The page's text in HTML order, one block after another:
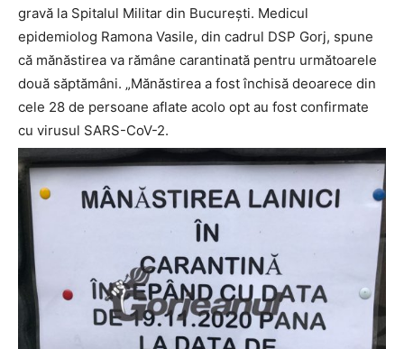
gravă la Spitalul Militar din București. Medicul
epidemiolog Ramona Vasile, din cadrul DSP Gorj, spune
că mănăstirea va rămâne carantinată pentru următoarele
două săptămâni. „Mănăstirea a fost închisă deoarece din
cele 28 de persoane aflate acolo opt au fost confirmate
cu virusul SARS-CoV-2.